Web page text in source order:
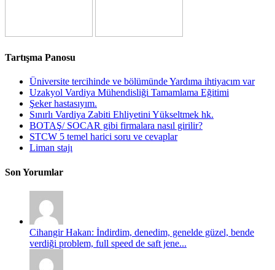
Tartışma Panosu
Üniversite tercihinde ve bölümünde Yardıma ihtiyacım var
Uzakyol Vardiya Mühendisliği Tamamlama Eğitimi
Şeker hastasıyım.
Sınırlı Vardiya Zabiti Ehliyetini Yükseltmek hk.
BOTAŞ/ SOCAR gibi firmalara nasıl girilir?
STCW 5 temel harici soru ve cevaplar
Liman stajı
Son Yorumlar
Cihangir Hakan: İndirdim, denedim, genelde güzel, bende
verdiği problem, full speed de saft jene...